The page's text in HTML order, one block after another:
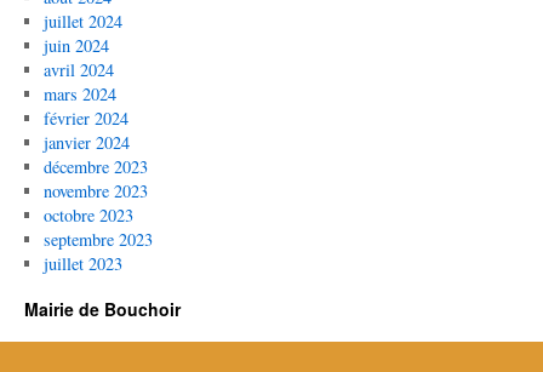
juillet 2024
juin 2024
avril 2024
mars 2024
février 2024
janvier 2024
décembre 2023
novembre 2023
octobre 2023
septembre 2023
juillet 2023
Mairie de Bouchoir